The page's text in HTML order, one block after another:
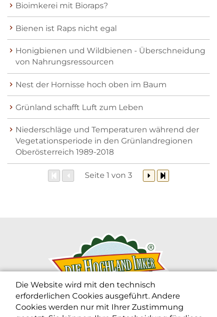
Bioimkerei mit Bioraps?
Bienen ist Raps nicht egal
Honigbienen und Wildbienen - Überschneidung
von Nahrungsressourcen
Nest der Hornisse hoch oben im Baum
Grünland schafft Luft zum Leben
Niederschläge und Temperaturen während der
Vegetationsperiode in den Grünlandregionen
Oberösterreich 1989-2018
Seite 1 von 3
Die Website wird mit den technisch
erforderlichen Cookies ausgeführt. Andere
Cookies werden nur mit Ihrer Zustimmung